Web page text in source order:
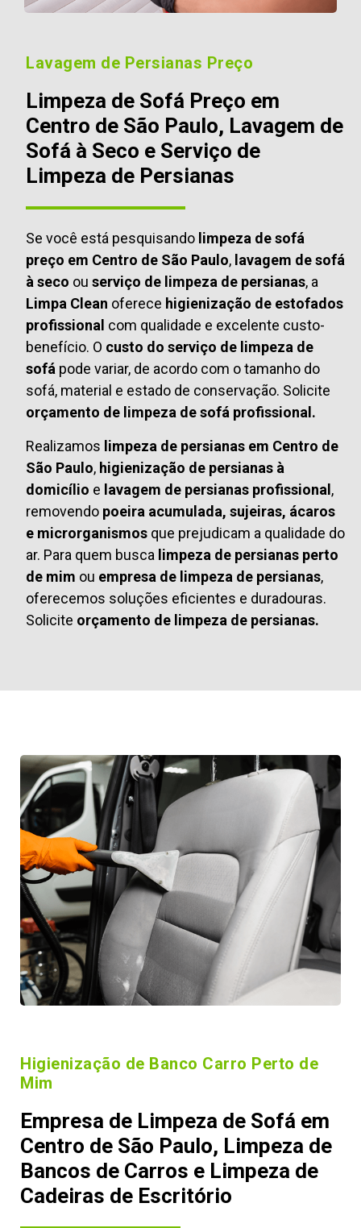
Lavagem de Persianas Preço
Limpeza de Sofá Preço em
Centro de São Paulo, Lavagem de
Sofá à Seco e Serviço de
Limpeza de Persianas
Se você está pesquisando limpeza de sofá
preço em Centro de São Paulo, lavagem de sofá
à seco ou serviço de limpeza de persianas, a
Limpa Clean oferece higienização de estofados
profissional com qualidade e excelente custo-
benefício. O custo do serviço de limpeza de
sofá pode variar, de acordo com o tamanho do
sofá, material e estado de conservação. Solicite
orçamento de limpeza de sofá profissional.
Realizamos limpeza de persianas em Centro de
São Paulo, higienização de persianas à
domicílio e lavagem de persianas profissional,
removendo poeira acumulada, sujeiras, ácaros
e microrganismos que prejudicam a qualidade do
ar. Para quem busca limpeza de persianas perto
de mim ou empresa de limpeza de persianas,
oferecemos soluções eficientes e duradouras.
Solicite orçamento de limpeza de persianas.
Higienização de Banco Carro Perto de
Mim
Empresa de Limpeza de Sofá em
Centro de São Paulo, Limpeza de
Bancos de Carros e Limpeza de
Cadeiras de Escritório